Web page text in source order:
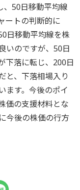
、50日移動平均線
ートの判断的に
日移動平均線を株
いのですが、50日
下落に転じ、200日
と、下落相場入り
ます。今後のポイ
価の支援材料とな
今後の株価の行方